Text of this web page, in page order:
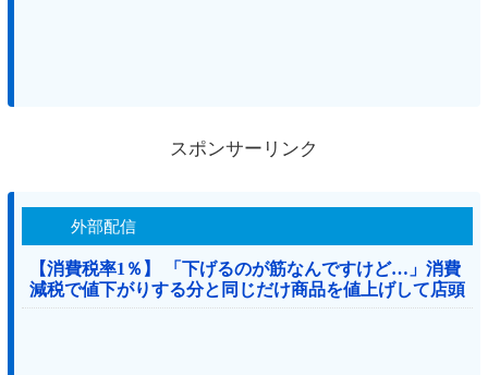
スポンサーリンク
外部配信
【消費税率1％】 「下げるのが筋なんですけど…」消費
減税で値下がりする分と同じだけ商品を値上げして店頭
価格を変えない店も